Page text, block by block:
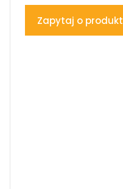
www.powerhydraulics.eu
Zapytaj o produkt